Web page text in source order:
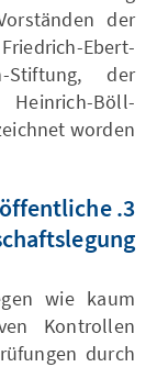
der
Ebert-
Stiftung, der
Böll-
worden.
öffentliche
wie kaum
Kontrollen
durch